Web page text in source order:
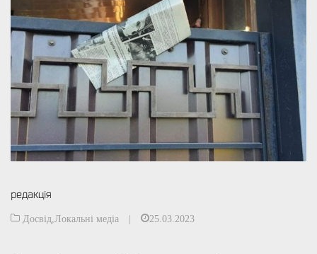
редакція
Досвід Локальні медіа | 25.03.2023